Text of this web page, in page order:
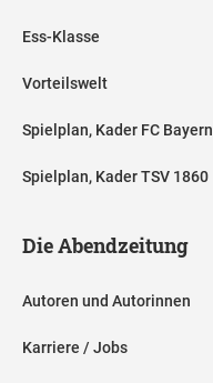
Ess-Klasse
Vorteilswelt
Spielplan, Kader FC Bayern
Spielplan, Kader TSV 1860
Die Abendzeitung
Autoren und Autorinnen
Karriere / Jobs